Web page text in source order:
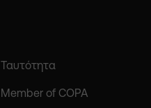
Ταυτότητα
Member of COPA